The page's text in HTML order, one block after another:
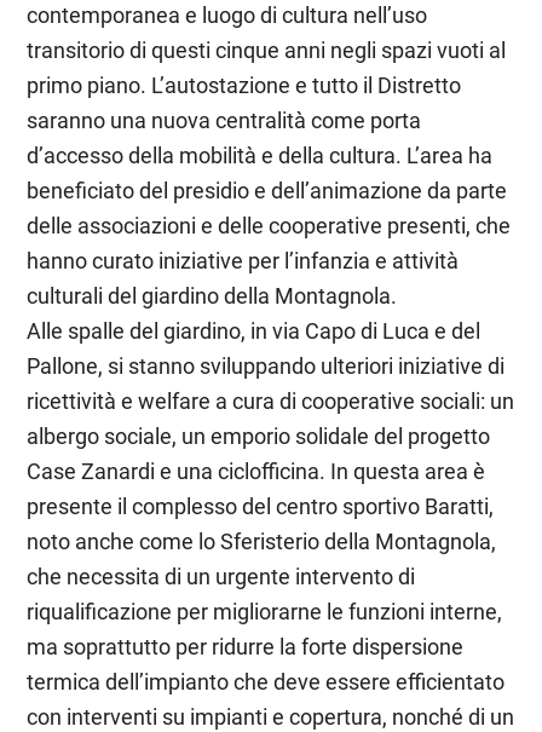
contemporanea e luogo di cultura nell’uso
transitorio di questi cinque anni negli spazi vuoti al
primo piano. L’autostazione e tutto il Distretto
saranno una nuova centralità come porta
d’accesso della mobilità e della cultura. L’area ha
beneficiato del presidio e dell’animazione da parte
delle associazioni e delle cooperative presenti, che
hanno curato iniziative per l’infanzia e attività
culturali del giardino della Montagnola.
Alle spalle del giardino, in via Capo di Luca e del
Pallone, si stanno sviluppando ulteriori iniziative di
ricettività e welfare a cura di cooperative sociali: un
albergo sociale, un emporio solidale del progetto
Case Zanardi e una ciclofficina. In questa area è
presente il complesso del centro sportivo Baratti,
noto anche come lo Sferisterio della Montagnola,
che necessita di un urgente intervento di
riqualificazione per migliorarne le funzioni interne,
ma soprattutto per ridurre la forte dispersione
termica dell’impianto che deve essere efficientato
con interventi su impianti e copertura, nonché di un